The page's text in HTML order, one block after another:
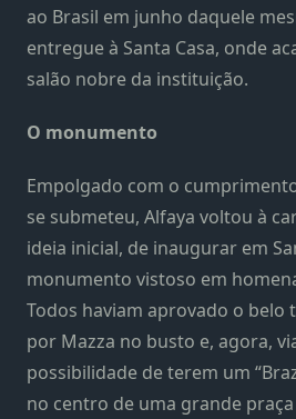
ao Brasil em junho daquele
entregue à Santa Casa, onde
salão nobre da instituição.
O monumento
Empolgado com o
se submeteu, Alfaya voltou à
ideia inicial, de inaugurar em
monumento vistoso em
Todos haviam aprovado o belo
por Mazza no busto e, agora,
possibilidade de terem um
no centro de uma grande